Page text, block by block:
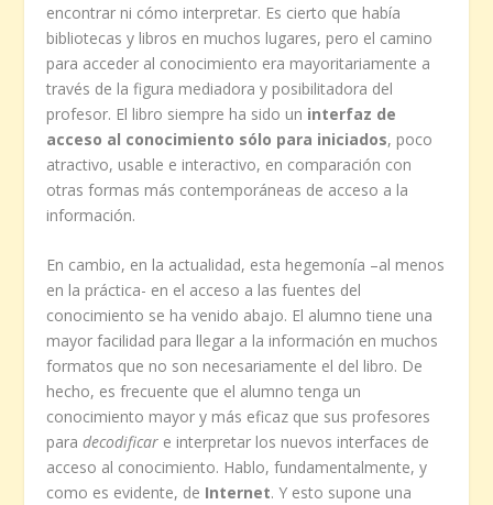
encontrar ni cómo interpretar. Es cierto que había
bibliotecas y libros en muchos lugares, pero el camino
para acceder al conocimiento era mayoritariamente a
través de la figura mediadora y posibilitadora del
profesor. El libro siempre ha sido un interfaz de
acceso al conocimiento sólo para iniciados, poco
atractivo, usable e interactivo, en comparación con
otras formas más contemporáneas de acceso a la
información.
En cambio, en la actualidad, esta hegemonía –al menos
en la práctica- en el acceso a las fuentes del
conocimiento se ha venido abajo. El alumno tiene una
mayor facilidad para llegar a la información en muchos
formatos que no son necesariamente el del libro. De
hecho, es frecuente que el alumno tenga un
conocimiento mayor y más eficaz que sus profesores
paradecodificar e interpretar los nuevos interfaces de
acceso al conocimiento. Hablo, fundamentalmente, y
como es evidente, de Internet. Y esto supone una